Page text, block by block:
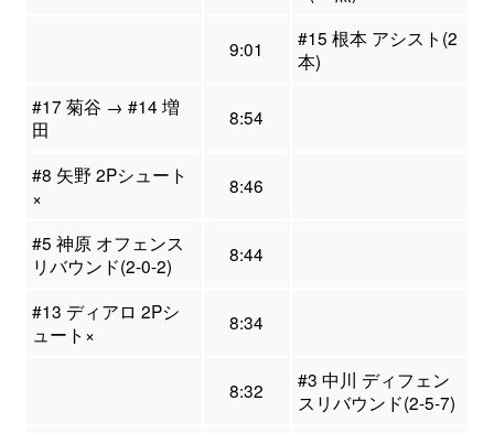
9:01
#15 根本 アシスト(2
本)
#17 菊谷 → #14 増
田
8:54
#8 矢野 2Pシュート
×
8:46
#5 神原 オフェンス
リバウンド(2-0-2)
8:44
#13 ディアロ 2Pシ
ュート×
8:34
8:32
#3 中川 ディフェン
スリバウンド(2-5-7)